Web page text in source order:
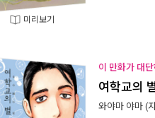
미리보기
이 만화가 대
여학교의
와야마 야마 (